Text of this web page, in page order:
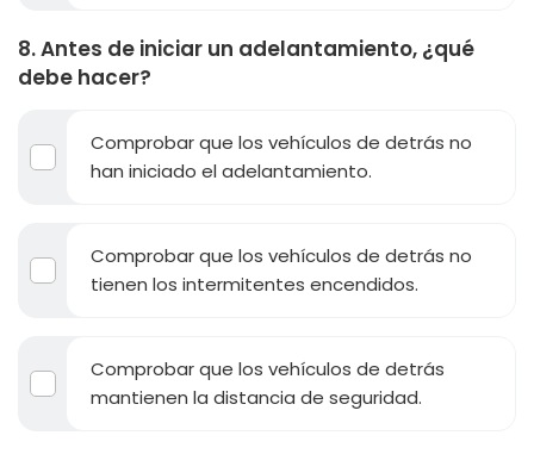
8. Antes de iniciar un adelantamiento, ¿qué
debe hacer?
Comprobar que los vehículos de detrás no
han iniciado el adelantamiento.
Comprobar que los vehículos de detrás no
tienen los intermitentes encendidos.
Comprobar que los vehículos de detrás
mantienen la distancia de seguridad.